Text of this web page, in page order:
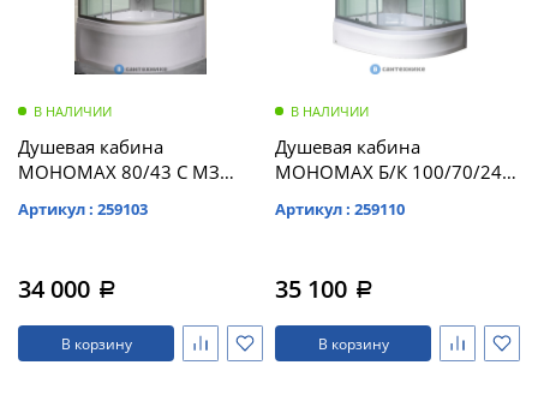
В НАЛИЧИИ
Душевая кабина
МОНОМАХ 80/43 С МЗ
(10000005785)
Артикул : 259103
34 000 a
В корзину
В НАЛИЧИИ
Душевая кабина
МОНОМАХ Б/К 100/70/24
1000*700*2060,
Артикул : 259110
35 100 a
В корзину